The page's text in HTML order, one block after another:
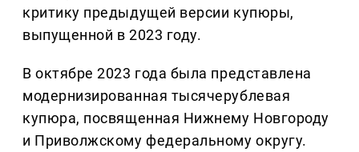
критику предыдущей версии купюры,
выпущенной в 2023 году.
В октябре 2023 года была представлена
модернизированная тысячерублевая
купюра, посвященная Нижнему Новгороду
и Приволжскому федеральному округу.